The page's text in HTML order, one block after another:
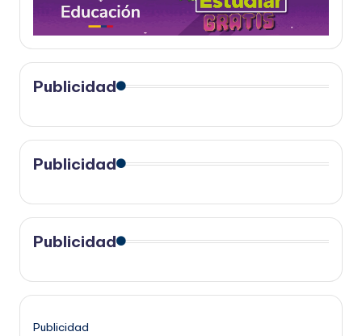
Publicidad
Publicidad
Publicidad
Publicidad